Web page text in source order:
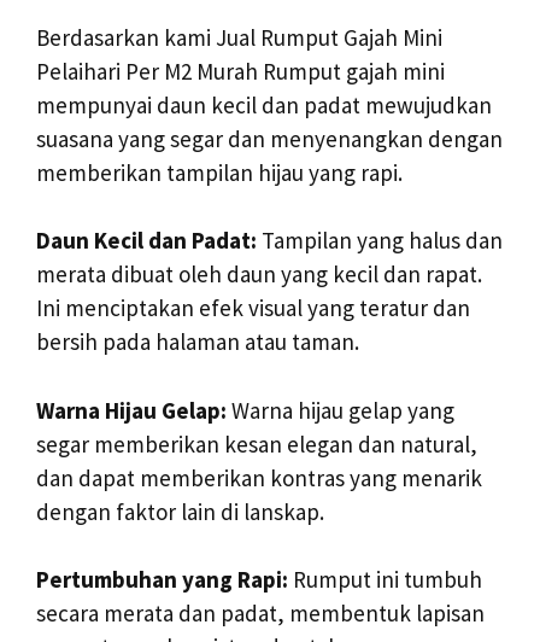
Berdasarkan kami Jual Rumput Gajah Mini
Pelaihari Per M2 Murah Rumput gajah mini
mempunyai daun kecil dan padat mewujudkan
suasana yang segar dan menyenangkan dengan
memberikan tampilan hijau yang rapi.
Daun Kecil dan Padat: Tampilan yang halus dan
merata dibuat oleh daun yang kecil dan rapat.
Ini menciptakan efek visual yang teratur dan
bersih pada halaman atau taman.
Warna Hijau Gelap: Warna hijau gelap yang
segar memberikan kesan elegan dan natural,
dan dapat memberikan kontras yang menarik
dengan faktor lain di lanskap.
Pertumbuhan yang Rapi: Rumput ini tumbuh
secara merata dan padat, membentuk lapisan